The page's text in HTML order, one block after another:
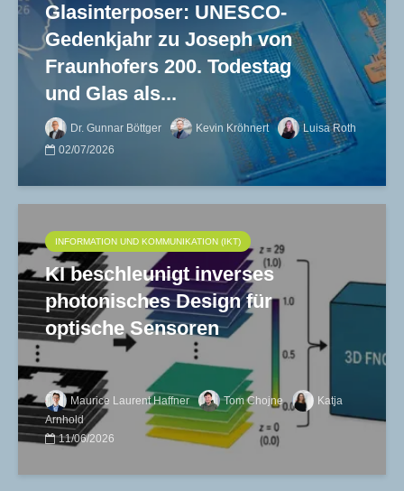
Glasinterposer: UNESCO-
Gedenkjahr zu Joseph von
Fraunhofers 200. Todestag
und Glas als...
Dr. Gunnar Böttger Kevin Kröhnert
Luisa Roth
02/07/2026
INFORMATION UND KOMMUNIKATION (IKT)
KI beschleunigt inverses
photonisches Design für
optische Sensoren
Maurice Laurent Haffner Tom Chojne
Katja
Arnhold
11/06/2026